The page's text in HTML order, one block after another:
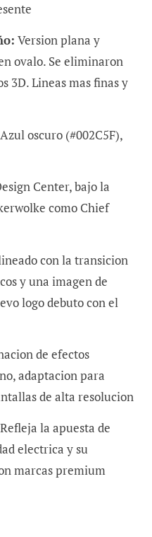
Version plana y
ovalo. Se eliminaron
3D. Lineas mas finas y
Azul oscuro (#002C5F),
Center, bajo la
como Chief
con la transicion
y una imagen de
logo debuto con el
de efectos
adaptacion para
de alta resolucion
Refleja la apuesta de
electrica y su
marcas premium